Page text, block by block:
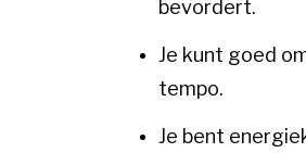
bevordert.
Je kunt goed
tempo.
Je bent